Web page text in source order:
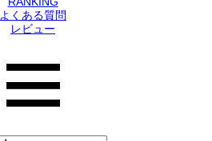
よくある質問
レビュー